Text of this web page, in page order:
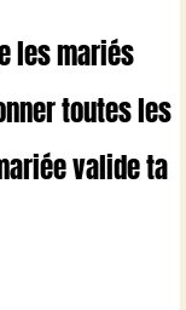
les mariés
toutes les
valide ta